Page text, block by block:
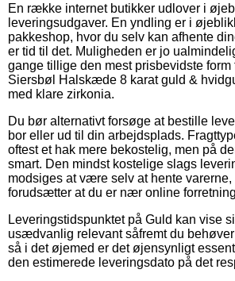
En række internet butikker udlover i
leveringsudgaver. En yndling er i
pakkeshop, hvor du selv kan afhente
er tid til det. Muligheden er jo
gange tillige den mest prisbevidste form
Siersbøl Halskæde 8 karat guld &
med klare zirkonia.
Du bør alternativt forsøge at bestille
bor eller ud til din arbejdsplads.
oftest et hak mere bekostelig, men på
smart. Den mindst kostelige slags
modsiges at være selv at hente
forudsætter at du er nær online
Leveringstidspunktet på Guld kan vise
usædvanlig relevant såfremt du
så i det øjemed er det øjensynligt
den estimerede leveringsdato på det